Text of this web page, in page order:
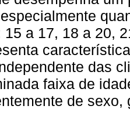
15 a 17, 18 a 20,
das
faixa de
de